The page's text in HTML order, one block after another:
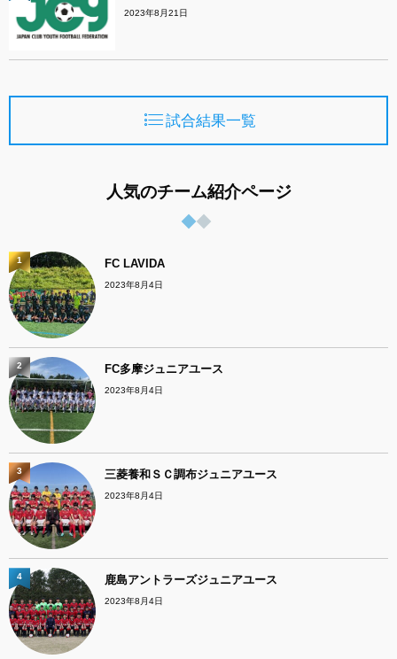
2023年8月21日
試合結果一覧
人気のチーム紹介ページ
FC LAVIDA
2023年8月4日
1
FC多摩ジュニアユース
2023年8月4日
2
三菱養和ＳＣ調布ジュニアユース
2023年8月4日
3
鹿島アントラーズジュニアユース
2023年8月4日
4